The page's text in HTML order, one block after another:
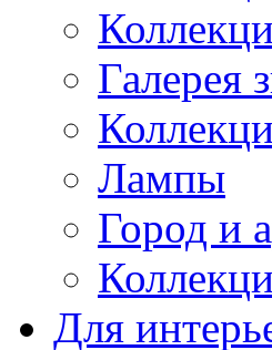
Галерея
Лампы
Город и
Для